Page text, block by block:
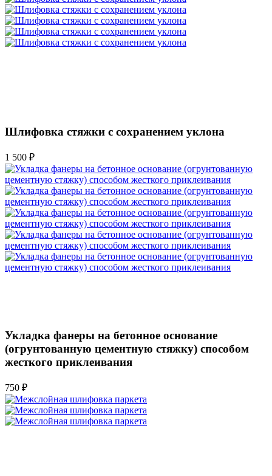
Шлифовка стяжки с сохранением уклона
1 500 ₽
Укладка фанеры на бетонное основание
(огрунтованную цементную стяжку) способом
жесткого приклеивания
750 ₽